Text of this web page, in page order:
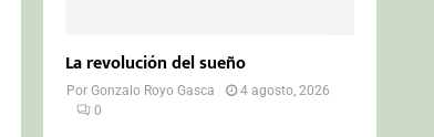
La revolución del sueño
PorGonzalo Royo Gasca
4 agosto, 2026
0